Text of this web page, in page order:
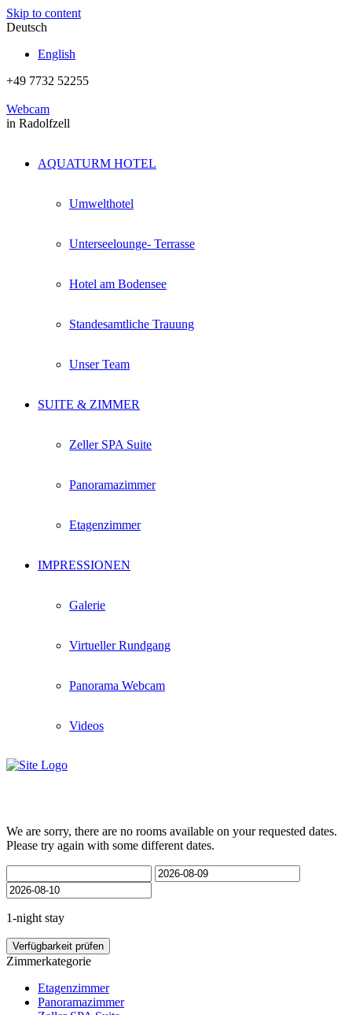
Skip to content
Deutsch
English
+49 7732 52255
Webcam
in Radolfzell
AQUATURM HOTEL
Umwelthotel
Unterseelounge- Terrasse
Hotel am Bodensee
Standesamtliche Trauung
Unser Team
SUITE & ZIMMER
Zeller SPA Suite
Panoramazimmer
Etagenzimmer
IMPRESSIONEN
Galerie
Virtueller Rundgang
Panorama Webcam
Videos
We are sorry, there are no rooms available on your requested dates.
Please try again with some different dates.
1-night stay
Verfügbarkeit prüfen
Zimmerkategorie
Etagenzimmer
Panoramazimmer